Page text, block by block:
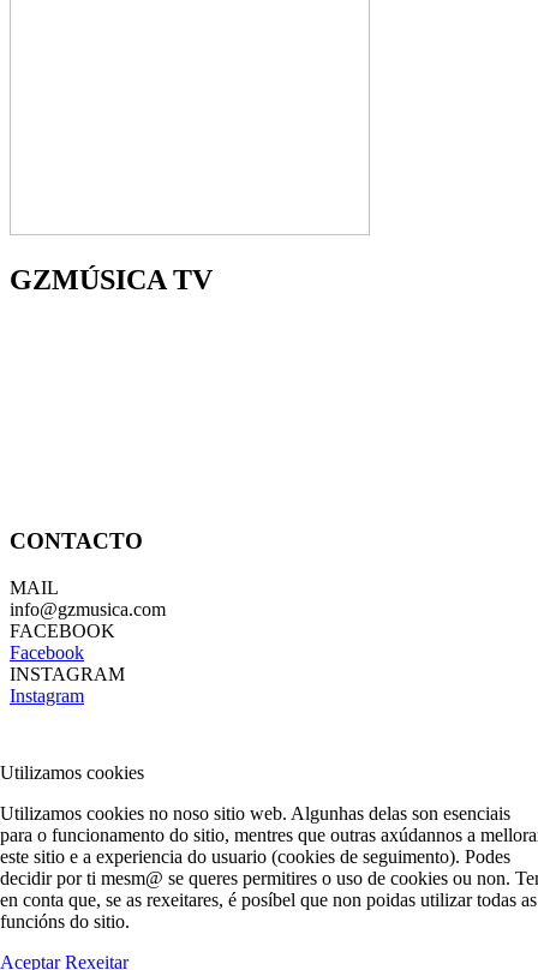
GZMÚSICA TV
CONTACTO
MAIL
info@gzmusica.com
FACEBOOK
Facebook
INSTAGRAM
Instagram
Utilizamos cookies
Utilizamos cookies no noso sitio web. Algunhas delas son esenciais
para o funcionamento do sitio, mentres que outras axúdannos a
este sitio e a experiencia do usuario (cookies de seguimento). Podes
decidir por ti mesm@ se queres permitires o uso de cookies ou non.
en conta que, se as rexeitares, é posíbel que non poidas utilizar todas as
funcións do sitio.
Aceptar Rexeitar